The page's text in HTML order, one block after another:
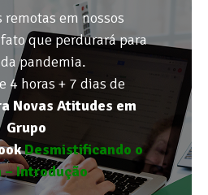
remotas em nossos
que perdurará para
pandemia.
4 horas + 7 dias de
Novas Atitudes em
Grupo
Desmistificando o
– Introdução